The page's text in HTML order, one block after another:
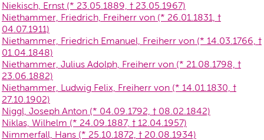
Niekisch, Ernst (* 23.05.1889, † 23.05.1967)
Niethammer, Friedrich, Freiherr von (* 26.01.1831, †
04.07.1911)
Niethammer, Friedrich Emanuel, Freiherr von (* 14.03.1766, †
01.04.1848)
Niethammer, Julius Adolph, Freiherr von (* 21.08.1798, †
23.06.1882)
Niethammer, Ludwig Felix, Freiherr von (* 14.01.1830, †
27.10.1902)
Niggl, Joseph Anton (* 04.09.1792, † 08.02.1842)
Niklas, Wilhelm (* 24.09.1887, † 12.04.1957)
Nimmerfall, Hans (* 25.10.1872, † 20.08.1934)